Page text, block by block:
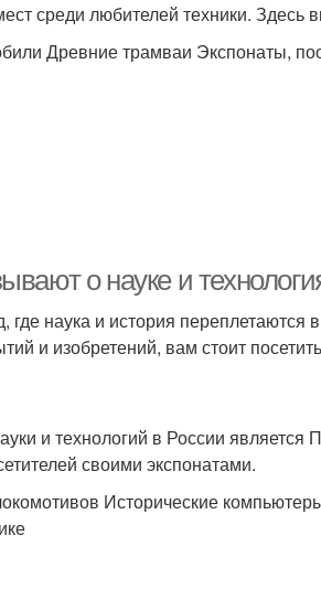
среди любителей техники. Здесь
Древние трамваи Экспонаты,
о науке и
где наука и история
и изобретений, вам стоит
и технологий в России является
своими экспонатами.
Исторические